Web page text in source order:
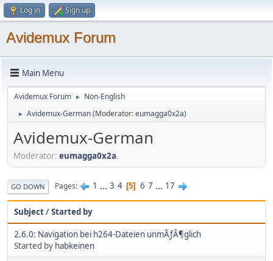
Log in Sign up
Avidemux Forum
Main Menu
Avidemux Forum ► Non-English
► Avidemux-German(Moderator:eumagga0x2a)
Avidemux-German
Moderator: eumagga0x2a.
GO DOWN Pages 1 ... 3 4 5 6 7 ... 17
Subject/Started by
2.6.0: Navigation bei h264-Dateien unmÃƒÂ¶glich
Started by habkeinen